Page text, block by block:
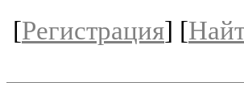
[Регистрация] [